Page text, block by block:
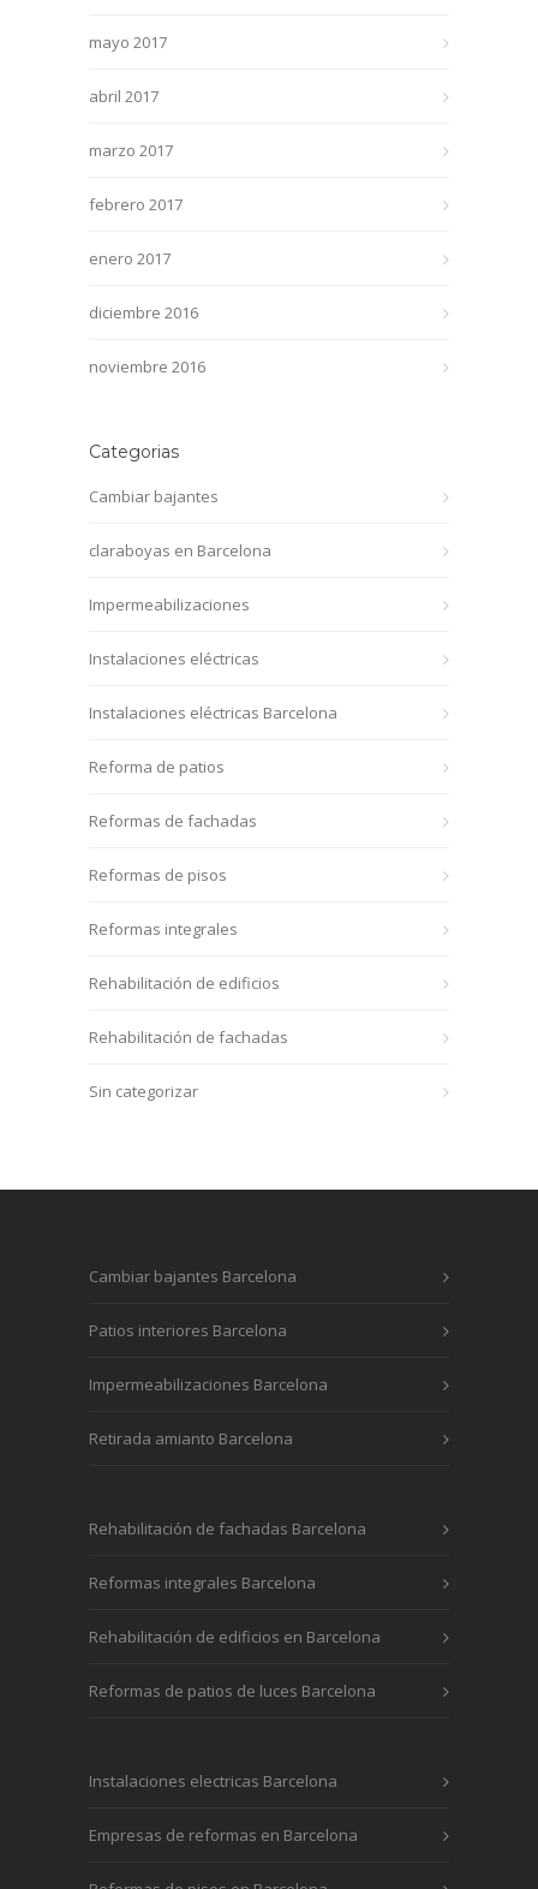
mayo 2017
abril 2017
marzo 2017
febrero 2017
enero 2017
diciembre 2016
noviembre 2016
Categorias
Cambiar bajantes
claraboyas en Barcelona
Impermeabilizaciones
Instalaciones eléctricas
Instalaciones eléctricas Barcelona
Reforma de patios
Reformas de fachadas
Reformas de pisos
Reformas integrales
Rehabilitación de edificios
Rehabilitación de fachadas
Sin categorizar
Cambiar bajantes Barcelona
Patios interiores Barcelona
Impermeabilizaciones Barcelona
Retirada amianto Barcelona
Rehabilitación de fachadas Barcelona
Reformas integrales Barcelona
Rehabilitación de edificios en Barcelona
Reformas de patios de luces Barcelona
Instalaciones electricas Barcelona
Empresas de reformas en Barcelona